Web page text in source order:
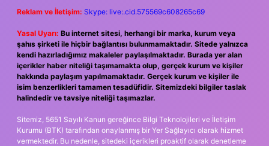
Reklam ve İletişim: Skype: live:.cid.575569c608265c69
Yasal Uyarı: Bu internet sitesi, herhangi bir marka, kurum veya
şahıs şirketi ile hiçbir bağlantısı bulunmamaktadır. Sitede yalnızca
kendi hazırladığımız makaleler paylaşılmaktadır. Burada yer alan
içerikler haber niteliği taşımamakta olup, gerçek kurum ve kişiler
hakkında paylaşım yapılmamaktadır. Gerçek kurum ve kişiler ile
isim benzerlikleri tamamen tesadüfidir. Sitemizdeki bilgiler taslak
halindedir ve tavsiye niteliği taşımazlar.
Sitemiz, 5651 Sayılı Kanun gereğince Bilgi Teknolojileri ve İletişim
Kurumu (BTK) tarafından onaylanmış bir Yer Sağlayıcı olarak hizmet
vermektedir. Bu nedenle, sitedeki içerikleri proaktif olarak denetleme